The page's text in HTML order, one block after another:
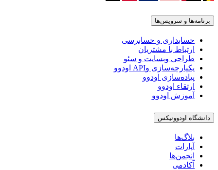
برنامه‌ها و سرویس‌ها
حسابداری و حسابرسی
ارتباط با مشتریان
طراحی وبسایت و سئو
یکپارچه‌سازی وAPI اودوو
پیاده‌سازی اودوو
ارتقاء اودوو
آموزش اودوو
دانشگاه اودوونیکس
بلاگ‌ها
آپارات
انجمن‌ها
آکادمی